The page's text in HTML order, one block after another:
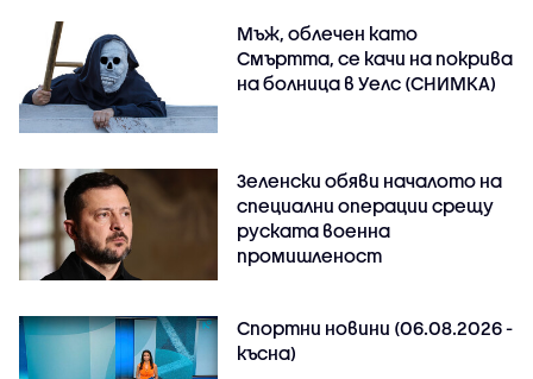
Мъж, облечен като
Смъртта, се качи на покрива
на болница в Уелс (СНИМКА)
Зеленски обяви началото на
специални операции срещу
руската военна
промишленост
Спортни новини (06.08.2026 -
късна)